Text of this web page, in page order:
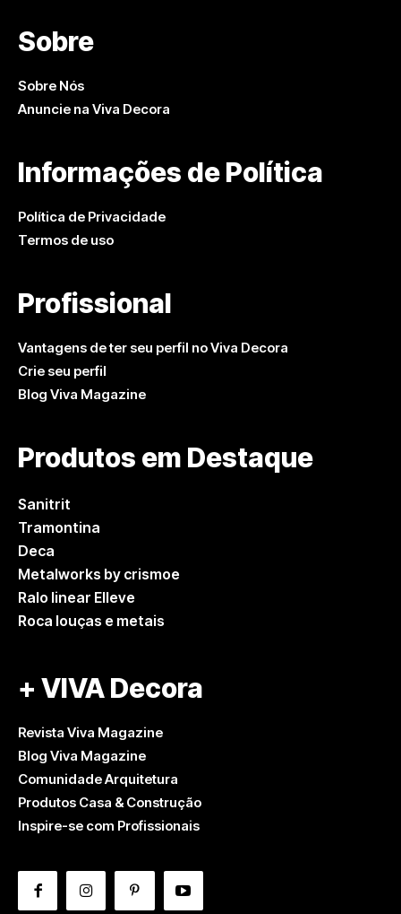
Sobre
Sobre Nós
Anuncie na Viva Decora
Informações de Política
Política de Privacidade
Termos de uso
Profissional
Vantagens de ter seu perfil no Viva Decora
Crie seu perfil
Blog Viva Magazine
Produtos em Destaque
Sanitrit
Tramontina
Deca
Metalworks by crismoe
Ralo linear Elleve
Roca louças e metais
+ VIVA Decora
Revista Viva Magazine
Blog Viva Magazine
Comunidade Arquitetura
Produtos Casa & Construção
Inspire-se com Profissionais